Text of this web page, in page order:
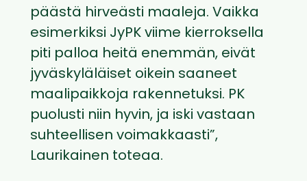
päästä hirveästi maaleja. Vaikka
esimerkiksi JyPK viime kierroksella
piti palloa heitä enemmän, eivät
jyväskyläläiset oikein saaneet
maalipaikkoja rakennetuksi. PK
puolusti niin hyvin, ja iski vastaan
suhteellisen voimakkaasti”,
Laurikainen toteaa.